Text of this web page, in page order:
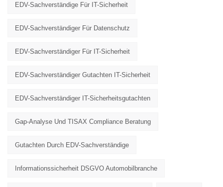
EDV-Sachverständige Für IT-Sicherheit
EDV-Sachverständiger Für Datenschutz
EDV-Sachverständiger Für IT-Sicherheit
EDV-Sachverständiger Gutachten IT-Sicherheit
EDV-Sachverständiger IT-Sicherheitsgutachten
Gap-Analyse Und TISAX Compliance Beratung
Gutachten Durch EDV-Sachverständige
Informationssicherheit DSGVO Automobilbranche